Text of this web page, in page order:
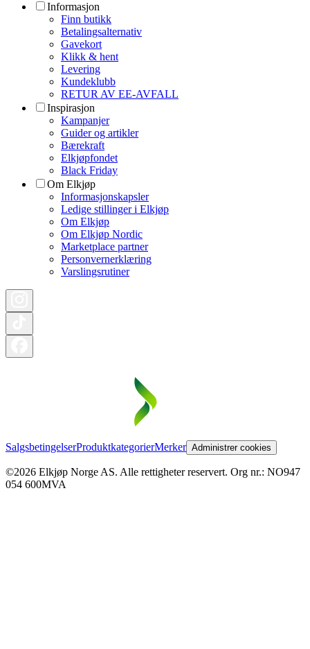
Informasjon
Finn butikk
Betalingsalternativ
Gavekort
Klikk & hent
Levering
Kundeklubb
RETUR AV EE-AVFALL
Inspirasjon
Kampanjer
Guider og artikler
Bærekraft
Elkjøpfondet
Black Friday
Om Elkjøp
Informasjonskapsler
Ledige stillinger i Elkjøp
Om Elkjøp
Om Elkjøp Nordic
Marketplace partner
Personvernerklæring
Varslingsrutiner
SalgsbetingelserProduktkategorierMerker Administrer cookies
©2026 Elkjøp Norge AS. Alle rettigheter reservert. Org nr.: NO947
054 600MVA